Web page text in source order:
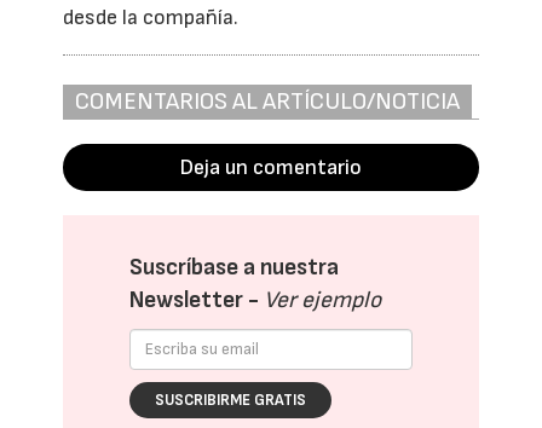
desde la compañía.
COMENTARIOS AL ARTÍCULO/NOTICIA
Deja un comentario
Suscríbase a nuestra
Newsletter - Ver ejemplo
SUSCRIBIRME GRATIS